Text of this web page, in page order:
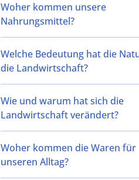
Woher kommen unsere
Nahrungsmittel?
Welche Bedeutung hat die
die Landwirtschaft?
Wie und warum hat sich die
Landwirtschaft verändert?
Woher kommen die Waren für
unseren Alltag?